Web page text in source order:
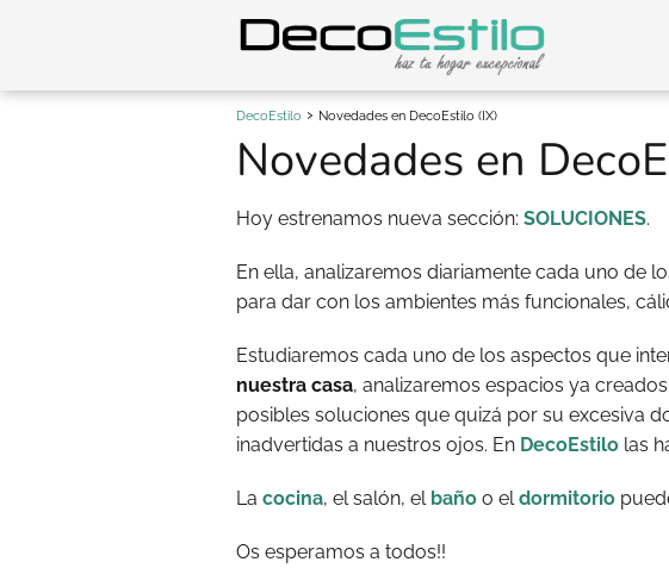
DecoEstilo Novedades en DecoEstilo (IX)
Novedades en
Hoy estrenamos nueva sección: SOLUCIONES.
En ella, analizaremos diariamente cada uno de
para dar con los ambientes más funcionales,
Estudiaremos cada uno de los aspectos que
nuestra casa, analizaremos espacios ya
posibles soluciones que quizá por su excesiva
inadvertidas a nuestros ojos. En DecoEstilo las
La cocina, el salón, el baño o eldormitorio
Os esperamos a todos!!